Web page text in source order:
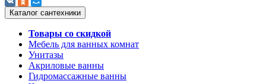
Каталог сантехники
Товары со скидкой
Мебель для ванных комнат
Унитазы
Акриловые ванны
Гидромассажные ванны